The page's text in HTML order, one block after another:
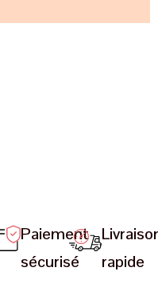
Paiement
sécurisé
rapide